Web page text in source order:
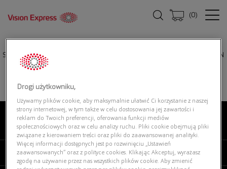
(0)
Strona główna| OAKLEY 0OO9417 941733 ICON
O NAS
MOJE VISION EXPRESS
Drogi użytkowniku,
Używamy plików cookie, aby maksymalnie ułatwić Ci korzystanie z naszej
strony internetowej, w tym także w celu dostosowania jej zawartości i
reklam do Twoich preferencji, oferowania funkcji mediów
społecznościowych oraz w celu analizy ruchu. Pliki cookie obejmują pliki
związane z kierowaniem treści oraz pliki do zaawansowanej analityki.
Więcej informacji dostępnych jest po rozwinięciu „Ustawień
zaawansowanych” oraz z polityce cookies. Klikając Akceptuj, wyrażasz
zgodę na używanie przez nas wszystkich plików cookie. Aby zmienić